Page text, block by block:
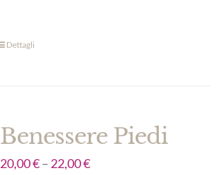
Dettagli
Benessere Piedi
20,00€– 22,00€